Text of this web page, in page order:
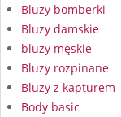
Bluzy bomberki
Bluzy damskie
bluzy męskie
Bluzy rozpinane
Bluzy z kapturem
Body basic